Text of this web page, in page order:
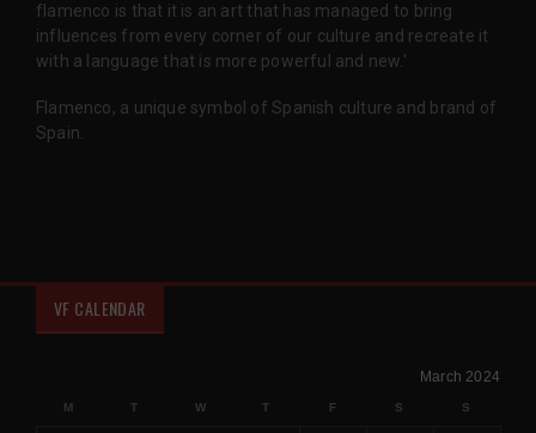
flamenco is that it is an art that has managed to bring
influences from every corner of our culture and recreate it
with a language that is more powerful and new.'
Flamenco, a unique symbol of Spanish culture and brand of
Spain.
VF CALENDAR
March 2024
M T W T F S S